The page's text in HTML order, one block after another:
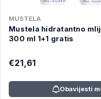
MUSTELA
Mustela hidratantno
300 ml 1+1 gratis
€21,61
Obavijesti